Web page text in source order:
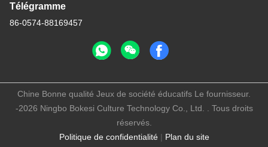
Télégramme
86-0574-88169457
Politique de confidentialité| Plan du site
Chine Bonne qualité Jeux de société éducatifs Le fournisseur.
-2026 Ningbo Bokesi Culture Technology Co., Ltd. . Tous droits
réservés.